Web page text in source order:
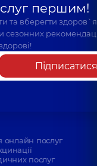
першим!
та вберегти
сезонних
Підписатися
послуг
послуг